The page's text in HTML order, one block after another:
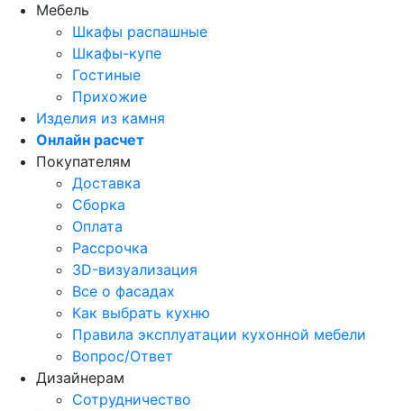
Мебель
Шкафы распашные
Шкафы-купе
Гостиные
Прихожие
Изделия из камня
Онлайн расчет
Покупателям
Доставка
Сборка
Оплата
Рассрочка
3D-визуализация
Все о фасадах
Как выбрать кухню
Правила эксплуатации кухонной мебели
Вопрос/Ответ
Дизайнерам
Сотрудничество